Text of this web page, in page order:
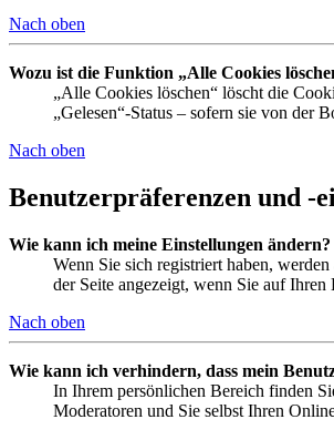
Nach oben
Wozu ist die Funktion „Alle Cookies
„Alle Cookies löschen“ löscht die
„Gelesen“-Status – sofern sie von der
Nach oben
Benutzerpräferenzen und -
Wie kann ich meine Einstellungen ändern?
Wenn Sie sich registriert haben,
der Seite angezeigt, wenn Sie auf
Nach oben
Wie kann ich verhindern, dass mein
In Ihrem persönlichen Bereich finden
Moderatoren und Sie selbst Ihren